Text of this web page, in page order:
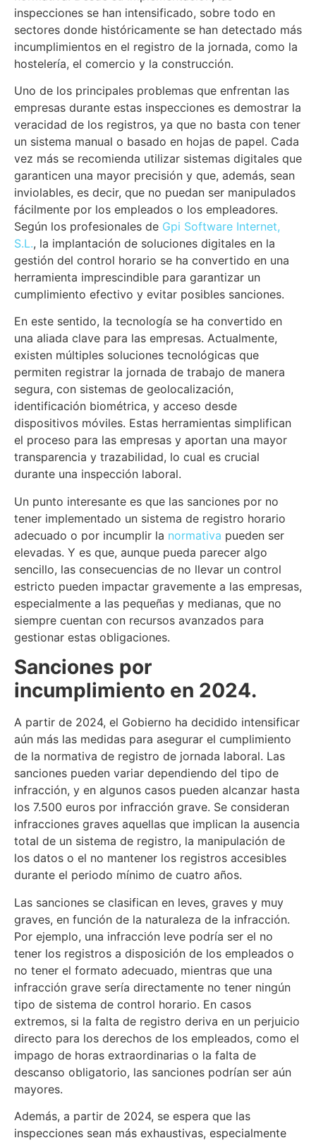
inspecciones se han intensificado, sobre todo en
sectores donde históricamente se han detectado más
incumplimientos en el registro de la jornada, como la
hostelería, el comercio y la construcción.
Uno de los principales problemas que enfrentan las
empresas durante estas inspecciones es demostrar la
veracidad de los registros, ya que no basta con tener
un sistema manual o basado en hojas de papel. Cada
vez más se recomienda utilizar sistemas digitales que
garanticen una mayor precisión y que, además, sean
inviolables, es decir, que no puedan ser manipulados
fácilmente por los empleados o los empleadores.
Según los profesionales de Gpi Software Internet,
S.L., la implantación de soluciones digitales en la
gestión del control horario se ha convertido en una
herramienta imprescindible para garantizar un
cumplimiento efectivo y evitar posibles sanciones.
En este sentido, la tecnología se ha convertido en
una aliada clave para las empresas. Actualmente,
existen múltiples soluciones tecnológicas que
permiten registrar la jornada de trabajo de manera
segura, con sistemas de geolocalización,
identificación biométrica, y acceso desde
dispositivos móviles. Estas herramientas simplifican
el proceso para las empresas y aportan una mayor
transparencia y trazabilidad, lo cual es crucial
durante una inspección laboral.
Un punto interesante es que las sanciones por no
tener implementado un sistema de registro horario
adecuado o por incumplir la normativa pueden ser
elevadas. Y es que, aunque pueda parecer algo
sencillo, las consecuencias de no llevar un control
estricto pueden impactar gravemente a las empresas,
especialmente a las pequeñas y medianas, que no
siempre cuentan con recursos avanzados para
gestionar estas obligaciones.
Sanciones por
incumplimiento en 2024.
A partir de 2024, el Gobierno ha decidido intensificar
aún más las medidas para asegurar el cumplimiento
de la normativa de registro de jornada laboral. Las
sanciones pueden variar dependiendo del tipo de
infracción, y en algunos casos pueden alcanzar hasta
los 7.500 euros por infracción grave. Se consideran
infracciones graves aquellas que implican la ausencia
total de un sistema de registro, la manipulación de
los datos o el no mantener los registros accesibles
durante el periodo mínimo de cuatro años.
Las sanciones se clasifican en leves, graves y muy
graves, en función de la naturaleza de la infracción.
Por ejemplo, una infracción leve podría ser el no
tener los registros a disposición de los empleados o
no tener el formato adecuado, mientras que una
infracción grave sería directamente no tener ningún
tipo de sistema de control horario. En casos
extremos, si la falta de registro deriva en un perjuicio
directo para los derechos de los empleados, como el
impago de horas extraordinarias o la falta de
descanso obligatorio, las sanciones podrían ser aún
mayores.
Además, a partir de 2024, se espera que las
inspecciones sean más exhaustivas, especialmente